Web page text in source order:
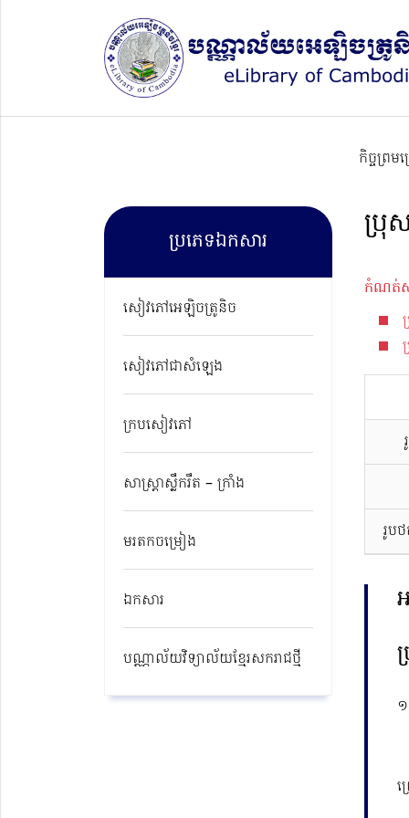
កិច្ចព្រម
ប្រភេទឯកសារ
សៀវភៅអេឡិចត្រូនិច
សៀវភៅជាសំឡេង
ក្របសៀវភៅ
សាស្ត្រាស្លឹករឹត – ក្រាំង
មរតកចម្រៀង
ឯកសារ
បណ្ណាល័យវិទ្យាល័យខ្មែរសករាជថ្មី​
ប្រុ
កំណត់ស
រូប